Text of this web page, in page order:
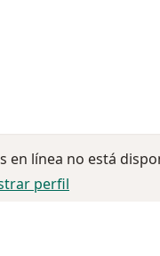
en línea no está
perfil